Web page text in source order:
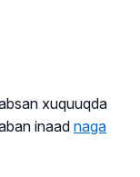
xuquuqda
inaad naga